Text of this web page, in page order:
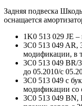
Задняя подвеска
оснащается
1K0 513 029 JE
3C0 513 049 AR,
модификации, в
3C0 513 049 BR/
до 05.2010/с
3C0 513 049 с
модификации со
3C0 513 049 BN,